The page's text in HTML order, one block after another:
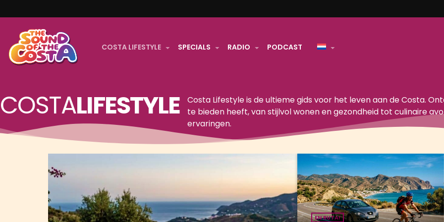
COSTA LIFESTYLE SPECIALS RADIO PODCAST
COSTALIFESTYLE
Costa Lifestyle is de ultieme gids voor het leven aan de Costa.
te bieden heeft, van stijlvol wonen en gezondheid tot culinaire
ervaringen.
EN RUTA!